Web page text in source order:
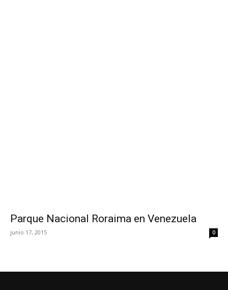
Parque Nacional Roraima en Venezuela
junio 17, 2015 0